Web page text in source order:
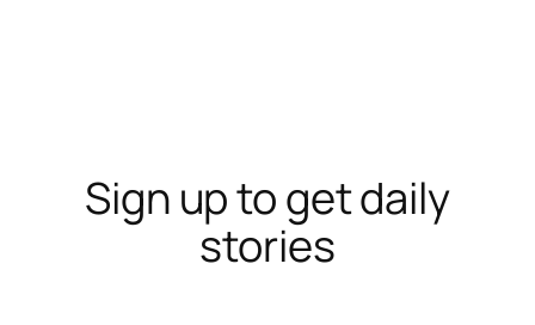
Sign up to get daily
stories